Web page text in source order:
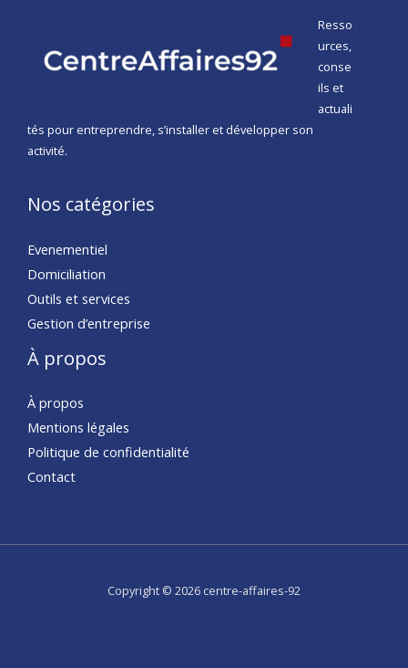
Resso
urces,
conse
ils et
actuali
tés pour entreprendre, s’installer et développer son
activité.
Nos catégories
Evenementiel
Domiciliation
Outils et services
Gestion d’entreprise
À propos
À propos
Mentions légales
Politique de confidentialité
Contact
Copyright © 2026 centre-affaires-92